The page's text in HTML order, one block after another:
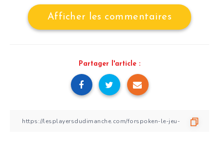
Afficher les commentaires
Partager l'article :